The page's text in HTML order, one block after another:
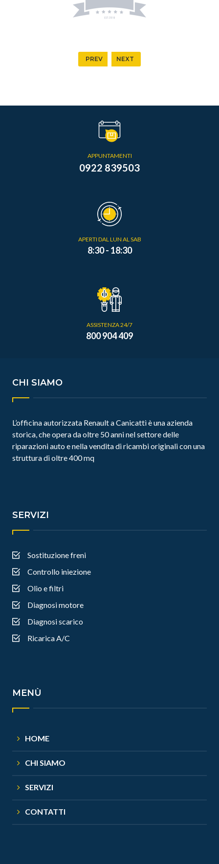
PREV NEXT
APPUNTAMENTI
0922 839503
APERTI DAL LUN AL SAB
8:30 - 18:30
ASSISTENZA 24/7
800 904 409
CHI SIAMO
L’officina autorizzata Renault a Canicattì è una azienda
storica, che opera da oltre 50 anni nel settore delle
riparazioni auto e nella vendita di ricambi originali con una
struttura di oltre 400 mq
SERVIZI
Sostituzione freni
Controllo iniezione
Olio e filtri
Diagnosi motore
Diagnosi scarico
Ricarica A/C
MENÙ
HOME
CHI SIAMO
SERVIZI
CONTATTI